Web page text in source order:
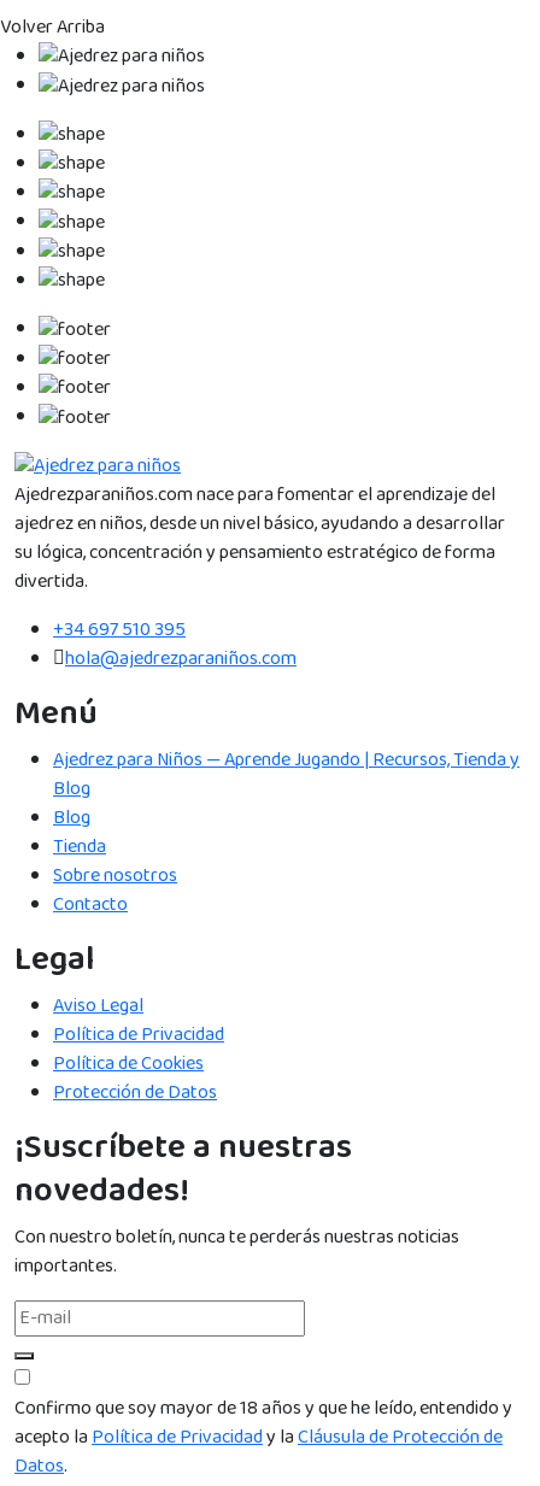
Volver Arriba
Ajedrezparaniños.com nace para fomentar el aprendizaje del
ajedrez en niños, desde un nivel básico, ayudando a desarrollar
su lógica, concentración y pensamiento estratégico de forma
divertida.
+34 697 510 395
hola@ajedrezparaniños.com
Menú
Ajedrez para Niños — Aprende Jugando | Recursos, Tienda y
Blog
Blog
Tienda
Sobre nosotros
Contacto
Legal
Aviso Legal
Política de Privacidad
Política de Cookies
Protección de Datos
¡Suscríbete a nuestras
novedades!
Con nuestro boletín, nunca te perderás nuestras noticias
importantes.
Confirmo que soy mayor de 18 años y que he leído, entendido y
acepto laPolítica de Privacidady laCláusula de Protección de
Datos.